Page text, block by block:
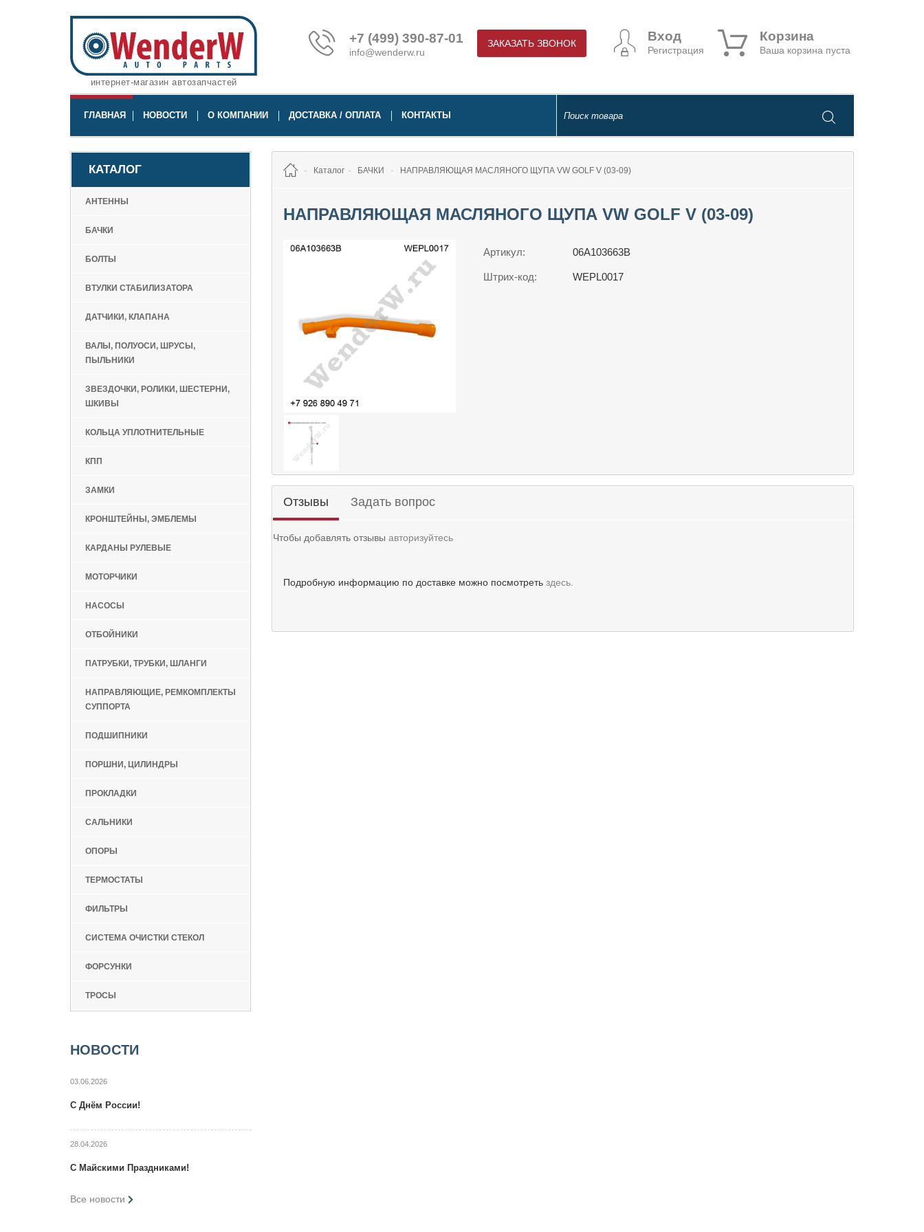
интернет-магазин автозапчастей
+7 (499) 390-87-01
info@wenderw.ru
ЗАКАЗАТЬ ЗВОНОК Вход
Регистрация
Корзина
Ваша корзина пуста
ГЛАВНАЯ НОВОСТИ О КОМПАНИИ ДОСТАВКА / ОПЛАТА КОНТАКТЫ
КАТАЛОГ
АНТЕННЫ
БАЧКИ
БОЛТЫ
ВТУЛКИ СТАБИЛИЗАТОРА
ДАТЧИКИ, КЛАПАНА
ВАЛЫ, ПОЛУОСИ, ШРУСЫ,
ПЫЛЬНИКИ
ЗВЕЗДОЧКИ, РОЛИКИ, ШЕСТЕРНИ,
ШКИВЫ
КОЛЬЦА УПЛОТНИТЕЛЬНЫЕ
КПП
ЗАМКИ
КРОНШТЕЙНЫ, ЭМБЛЕМЫ
КАРДАНЫ РУЛЕВЫЕ
МОТОРЧИКИ
НАСОСЫ
ОТБОЙНИКИ
ПАТРУБКИ, ТРУБКИ, ШЛАНГИ
НАПРАВЛЯЮЩИЕ, РЕМКОМПЛЕКТЫ
СУППОРТА
ПОДШИПНИКИ
ПОРШНИ, ЦИЛИНДРЫ
ПРОКЛАДКИ
САЛЬНИКИ
ОПОРЫ
ТЕРМОСТАТЫ
ФИЛЬТРЫ
СИСТЕМА ОЧИСТКИ СТЕКОЛ
ФОРСУНКИ
ТРОСЫ
НОВОСТИ
03.06.2026
C Днём России!
28.04.2026
C Maйcкими Праздниками!
Все новости
Каталог БАЧКИ НАПРАВЛЯЮЩАЯ МАСЛЯНОГО ЩУПА VW GOLF V (03-09)
НАПРАВЛЯЮЩАЯ МАСЛЯНОГО ЩУПА VW GOLF V (03-09)
Артикул: 06A103663B
Штрих-код: WEPL0017
Отзывы Задать вопрос
Чтобы добавлять отзывы авторизуйтесь
Подробную информацию по доставке можно посмотреть здесь.